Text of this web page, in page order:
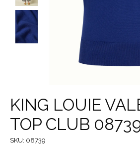
KING LOUIE
TOP CLUB
SKU: 08739